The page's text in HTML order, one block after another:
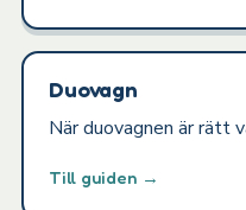
Duovagn
När duovagnen är rätt
Till guiden →